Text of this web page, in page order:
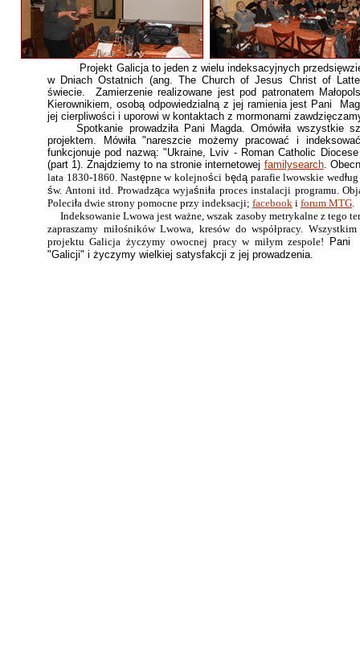
Projekt Galicja to jeden z wielu indeksacyjnych
w Dniach Ostatnich (ang. The Church of Jesus Christ of
świecie. Zamierzenie realizowane jest pod patronatem
Kierownikiem, osobą odpowiedzialną z jej ramienia jest Pani
jej cierpliwości i uporowi w kontaktach z mormonami
Spotkanie prowadziła Pani Magda. Omówiła wszystkie
projektem. Mówiła "nareszcie możemy pracować i
funkcjonuje pod nazwą: "Ukraine, Lviv - Roman Catholic
(part 1). Znajdziemy to na stronie internetowej familysearch.
lata 1830-1860. Następne w kolejności będąparafie lwowskie wedł
św. Antoni itd. Prowadząca wyjaśniła proces instalacji programu.
Poleciła dwie strony pomocne przy indeksacji; facebook i forum MTG.
Indeksowanie Lwowa jest ważne, wszak zasoby metrykalne z tego
zapraszamy miłośników Lwowa, kresów do współpracy.
projektu Galicja życzymy owocnej pracy w miłym zespole!
Pani
"Galicji" i życzymy wielkiej satysfakcji z jej prowadzenia.